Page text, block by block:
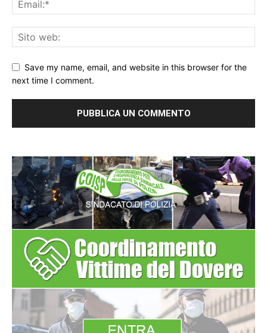
Save my name, email, and website in this browser for the
next time I comment.